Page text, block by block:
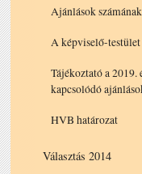
Ajánlások
A képviselő-testület
Tájékoztató a
kapcsolódó
HVB határozat
Választás 2014